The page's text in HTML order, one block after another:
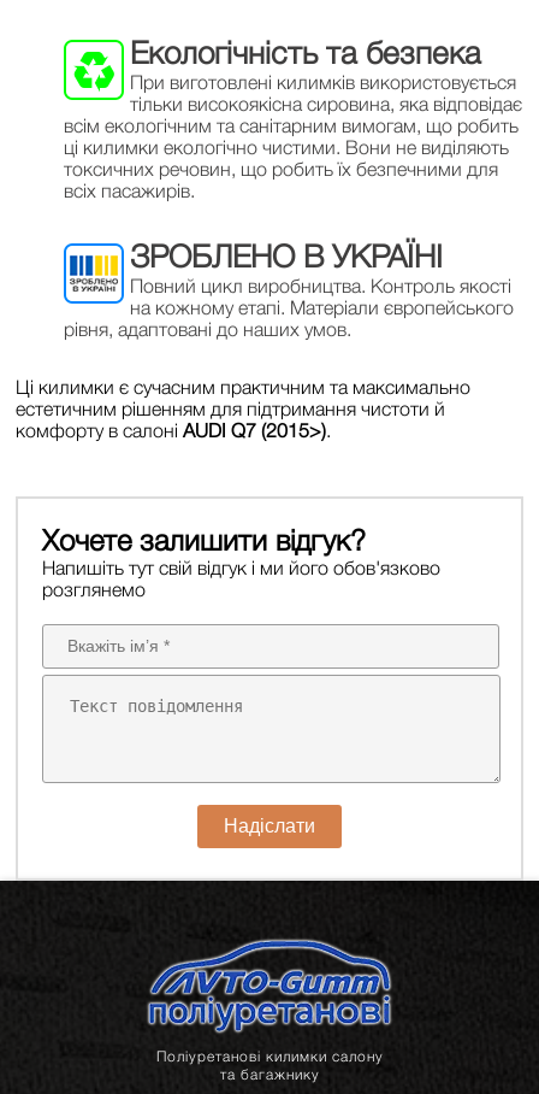
Екологічність та безпека
При виготовлені килимків використовується
тільки високоякісна сировина, яка відповідає
всім екологічним та санітарним вимогам, що робить
ці килимки екологічно чистими. Вони не виділяють
токсичних речовин, що робить їх безпечними для
всіх пасажирів.
ЗРОБЛЕНО В УКРАЇНІ
Повний цикл виробництва. Контроль якості
на кожному етапі. Матеріали європейського
рівня, адаптовані до наших умов.
Ці килимки є сучасним практичним та максимально
естетичним рішенням для підтримання чистоти й
комфорту в салоніAUDI Q7 (2015>).
Хочете залишити відгук?
Напишіть тут свій відгук і ми його обов'язково
розглянемо
Надіслати
Поліуретанові килимки салону
та багажнику